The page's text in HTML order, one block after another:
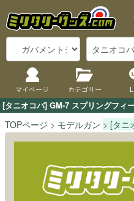
[タニオコバ] GM-7 スプリングフィ
マイページ カテゴリー
TOPページ モデルガン [タニ